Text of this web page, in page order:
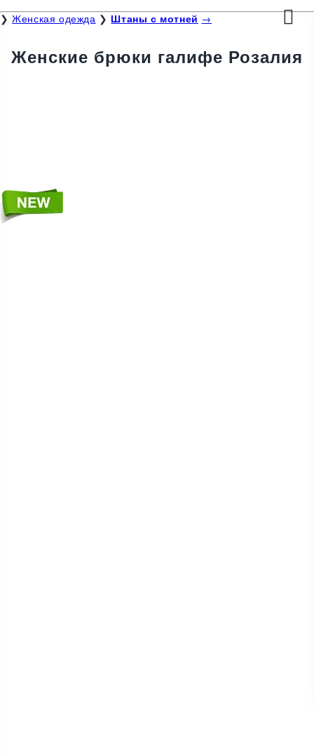
❯ Женская одежда ❯ Штаны с мотней →
Женские брюки галифе Розалия